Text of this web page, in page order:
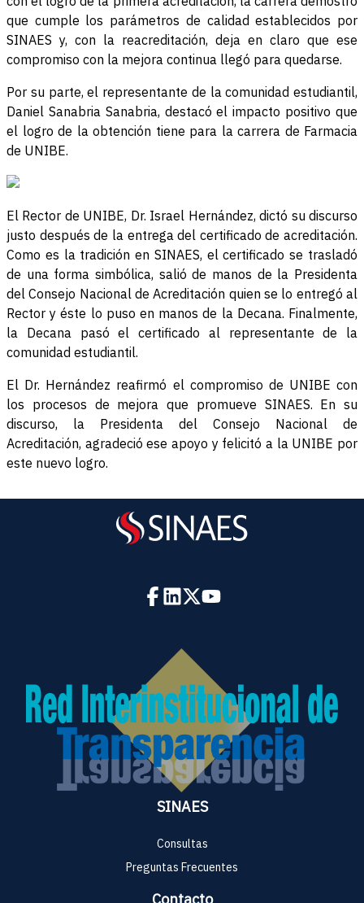
que cumple los parámetros de calidad establecidos por
SINAES y, con la reacreditación, deja en claro que ese
compromiso con la mejora continua llegó para quedarse.
Por su parte, el representante de la comunidad estudiantil,
Daniel Sanabria Sanabria, destacó el impacto positivo que
el logro de la obtención tiene para la carrera de Farmacia
de UNIBE.
El Rector de UNIBE, Dr. Israel Hernández, dictó su discurso
justo después de la entrega del certificado de acreditación.
Como es la tradición en SINAES, el certificado se trasladó
de una forma simbólica, salió de manos de la Presidenta
del Consejo Nacional de Acreditación quien se lo entregó al
Rector y éste lo puso en manos de la Decana. Finalmente,
la Decana pasó el certificado al representante de la
comunidad estudiantil.
El Dr. Hernández reafirmó el compromiso de UNIBE con
los procesos de mejora que promueve SINAES. En su
discurso, la Presidenta del Consejo Nacional de
Acreditación, agradeció ese apoyo y felicitó a la UNIBE por
este nuevo logro.
SINAES
Consultas
Preguntas Frecuentes